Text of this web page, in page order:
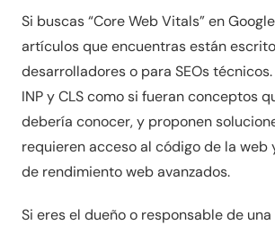
Si buscas “Core Web Vitals” en
artículos que encuentras están
desarrolladores o para SEOs técnicos.
INP y CLS como si fueran conceptos
debería conocer, y proponen
requieren acceso al código de la web
de rendimiento web avanzados.
Si eres el dueño o responsable de